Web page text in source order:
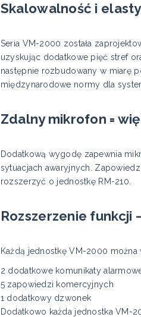
Skalowalność i
Seria VM-2000 została
uzyskując dodatkowe pięć stref
następnie rozbudowany w miarę
międzynarodowe normy dla
Zdalny mikrofon =
Dodatkową wygodę zapewnia
sytuacjach awaryjnych.
rozszerzyć o jednostkę RM-210.
Rozszerzenie funkcji
Każdą jednostkę VM-2000
2 dodatkowe komunikaty
5 zapowiedzi komercyjnych
1 dodatkowy dzwonek
Dodatkowo każda jednostka VM-